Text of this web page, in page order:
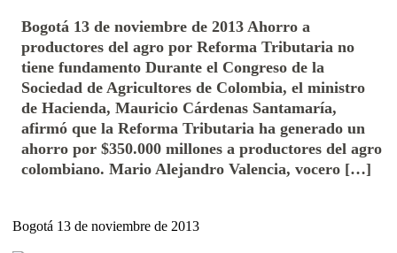
Bogotá 13 de noviembre de 2013 Ahorro a
productores del agro por Reforma Tributaria no
tiene fundamento Durante el Congreso de la
Sociedad de Agricultores de Colombia, el ministro
de Hacienda, Mauricio Cárdenas Santamaría,
afirmó que la Reforma Tributaria ha generado un
ahorro por $350.000 millones a productores del agro
colombiano. Mario Alejandro Valencia, vocero […]
Bogotá 13 de noviembre de 2013